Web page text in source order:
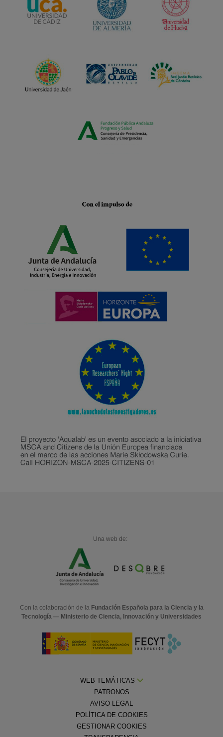
Una web de:
Con la colaboración de la Fundación Española para la Ciencia y la
Tecnología — Ministerio de Ciencia, Innovación y Universidades
WEB TEMÁTICAS
PATRONOS
AVISO LEGAL
POLÍTICA DE COOKIES
GESTIONAR COOKIES